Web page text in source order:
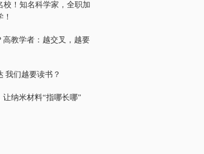
校！知名科学家，全职加
高教学者：越交叉，越要
我们越要读书？
让纳米材料“指哪长哪”